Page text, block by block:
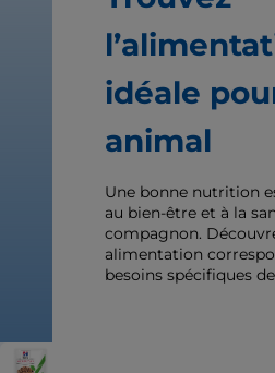
idéale
animal
Une bonne nutrition
au bien-être et à la
compagnon.
alimentation
besoins spécifiques